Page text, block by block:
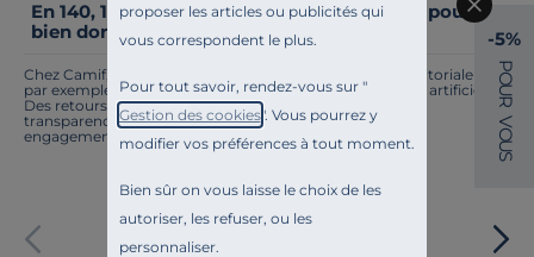
proposer les articles ou publicités qui
vous correspondent le plus.
Pour tout savoir, rendez-vous sur "
Gestion des cookies". Vous pourrez y
modifier vos préférences à tout moment.
Bien sûr on vous laisse le choix de les
autoriser, les refuser, ou les
personnaliser.
En 140, 160 ou 180 : Où mettre la tête de lit pour
bien dormir ?
Chez Camif, on innove en permanence. Notre équipe éditoriale a
par exemple généré cette page à l'aide d'une intelligence artificielle.
Des retours ? Nous sommes à l'écoute. Tout comme la
transparence, l'amélioration continue fait partie de nos
engagements.
Paiement sécurisé
-5%
P
O
U
R
V
O
U
S